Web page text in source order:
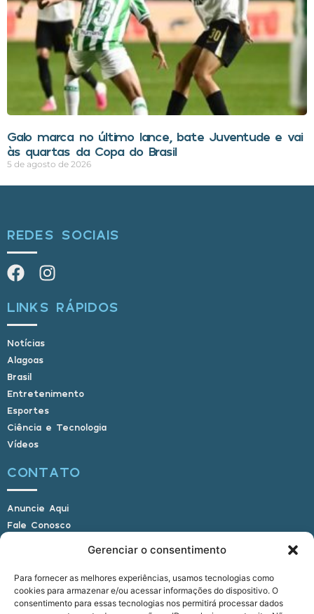
Gerenciar o consentimento
Para fornecer as melhores experiências, usamos tecnologias como
cookies para armazenar e/ou acessar informações do dispositivo. O
consentimento para essas tecnologias nos permitirá processar dados
Galo marca no último lance, bate Juventude e vai
às quartas da Copa do Brasil
5 de agosto de 2026
REDES SOCIAIS
LINKS RÁPIDOS
Notícias
Alagoas
Brasil
Entretenimento
Esportes
Ciência e Tecnologia
Vídeos
CONTATO
Anuncie Aqui
Fale Conosco
E-mail: alagoasbrasilnoticias@gmail.com